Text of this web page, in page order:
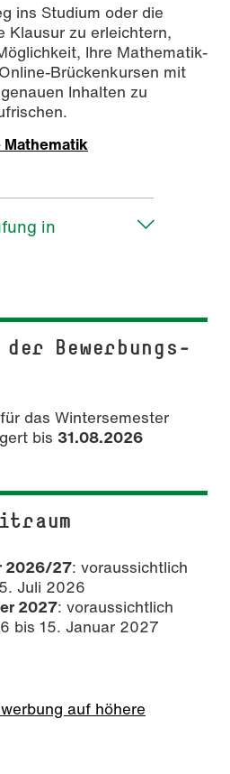
ins Studium oder die
Klausur zu erleichtern,
Ihre Mathematik-
Brückenkursen mit
Inhalten zu
in
Be­wer­bungs­
das Wintersemester
bis 31.08.2026
2026/27: voraussichtlich
Juli 2026
2027: voraussichtlich
bis 15. Januar 2027
auf höhere